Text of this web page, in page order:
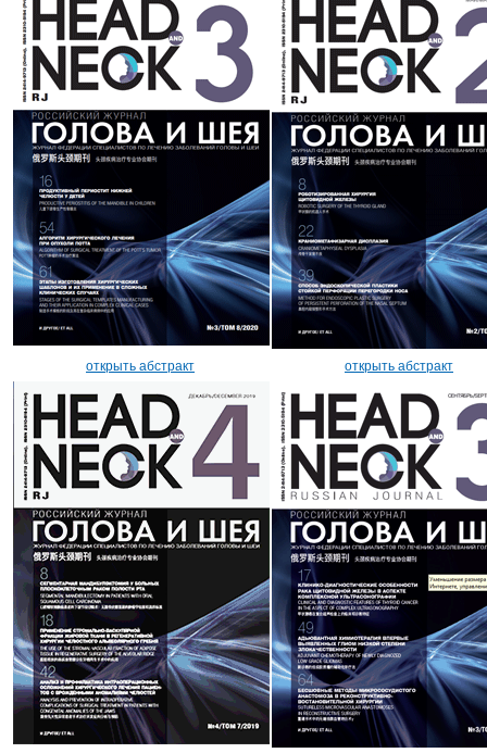
открыть абстракт открыть абстракт